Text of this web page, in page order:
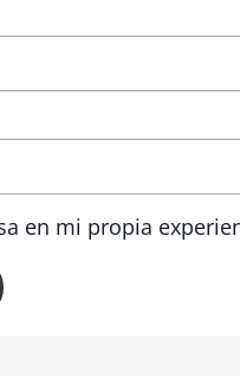
en mi propia